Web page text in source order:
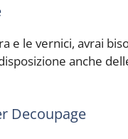
e le vernici, avrai
anche
Decoupage